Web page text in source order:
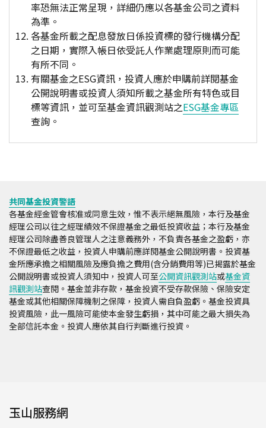
率恐無法正常呈現，詳細仍應以各基金公司之資料
為準。
各基金所載之配息發放日係投資標的發行機構分配
之日期，實際入帳日依受託人作業處理原則而可能
有所不同。
有關基金之ESG資訊，投資人應於申購前詳閱基金
公開說明書或投資人須知所載之基金所有特色或目
標等資訊，並可至基金資訊觀測站之ESG基金專區
查詢。
共同基金投資警語
各基金經金管會核准或同意生效，惟不表示絕無風險，本行及基金
經理公司以往之經理績效不保證基金之最低投資收益；本行及基金
經理公司除盡善良管理人之注意義務外，不負責各基金之盈虧，亦
不保證最低之收益，投資人申購前應詳閱基金公開說明書。投資基
金所應承擔之相關風險及應負擔之費用(含分銷費用等)已揭露於基金
公開說明書或投資人須知中，投資人可至公開資訊觀測站或基金資
訊觀測站查閱。基金並非存款，基金投資不受存款保險、保險安定
基金或其他相關保障機制之保障，投資人需自負盈虧。基金投資具
投資風險，此一風險可能使本金發生虧損，其中可能之最大損失為
全部信託本金。投資人應依其自行判斷進行投資。
玉山服務網